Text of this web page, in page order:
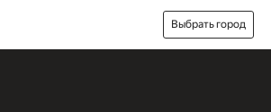
Выбрать город